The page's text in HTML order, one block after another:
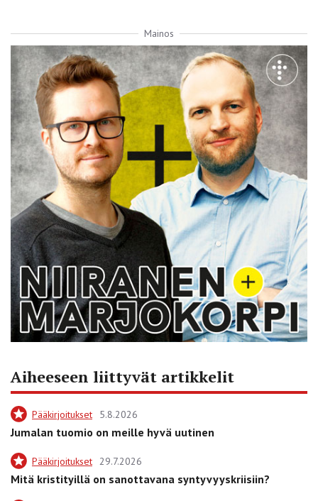
Mainos
Aiheeseen liittyvät artikkelit
Pääkirjoitukset 5.8.2026
Jumalan tuomio on meille hyvä uutinen
Pääkirjoitukset 29.7.2026
Mitä kristityillä on sanottavana syntyvyyskriisiin?